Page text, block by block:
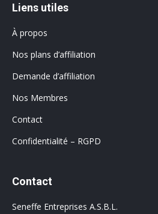
Liens utiles
À propos
Nos plans d’affiliation
Demande d’affiliation
Nos Membres
Contact
Confidentialité – RGPD
Contact
Seneffe Entreprises A.S.B.L.